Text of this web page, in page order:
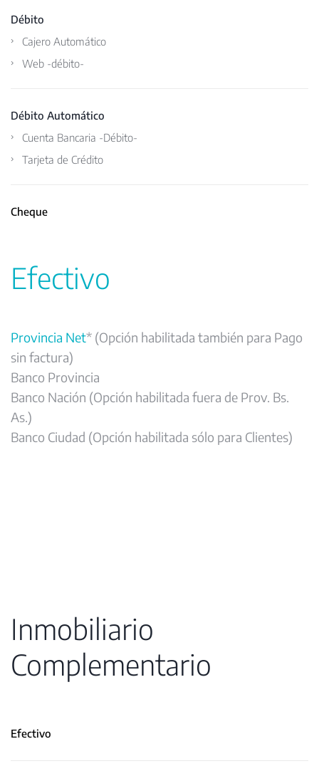
Débito
Cajero Automático
Web -débito-
Débito Automático
Cuenta Bancaria -Débito-
Tarjeta de Crédito
Cheque
Efectivo
Provincia Net* (Opción habilitada también para Pago
sin factura)
Banco Provincia
Banco Nación (Opción habilitada fuera de Prov. Bs.
As.)
Banco Ciudad (Opción habilitada sólo para Clientes)
Inmobiliario
Complementario
Efectivo